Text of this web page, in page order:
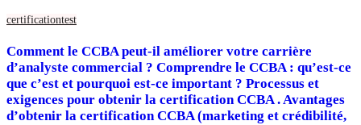
certificationtest
Comment le CCBA peut-il améliorer votre carrière
d’analyste commercial ? Comprendre le CCBA : qu’est-ce
que c’est et pourquoi est-ce important ? Processus et
exigences pour obtenir la certification CCBA . Avantages
d’obtenir la certification CCBA (marketing et crédibilité,